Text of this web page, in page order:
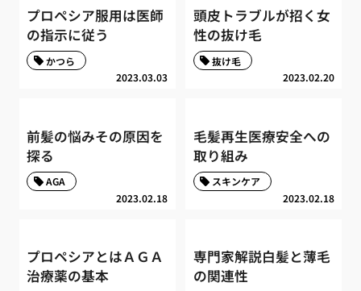
プロペシア服用は医師
の指示に従う
2023.03.03
かつら
頭皮トラブルが招く女
性の抜け毛
2023.02.20
抜け毛
前髪の悩みその原因を
探る
2023.02.18
AGA
毛髪再生医療安全への
取り組み
2023.02.18
スキンケア
プロペシアとはＡＧＡ
治療薬の基本
専門家解説白髪と薄毛
の関連性